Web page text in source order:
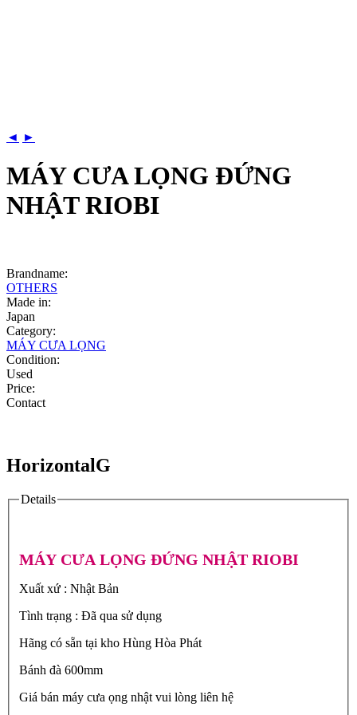
◄ ►
MÁY CƯA LỌNG ĐỨNG
NHẬT RIOBI
Brandname:
OTHERS
Made in:
Japan
Category:
MÁY CƯA LỌNG
Condition:
Used
Price:
Contact
HorizontalG
Details
MÁY CƯA LỌNG ĐỨNG NHẬT RIOBI
Xuất xứ : Nhật Bản
Tình trạng : Đã qua sử dụng
Hãng có sẵn tại kho Hùng Hòa Phát
Bánh đà 600mm
Giá bán máy cưa ọng nhật vui lòng liên hệ